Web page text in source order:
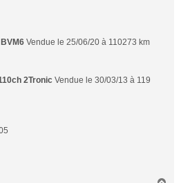
Vendue le 25/06/20 à 110273 km
2Tronic Vendue le 30/03/13 à 119